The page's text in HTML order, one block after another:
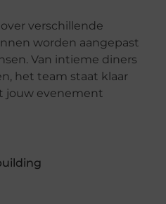
verschillende
worden aangepast
Van intieme diners
het team staat klaar
jouw evenement